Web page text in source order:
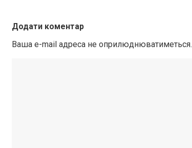
Додати коментар
Ваша e-mail адреса не оприлюднюватиметься.